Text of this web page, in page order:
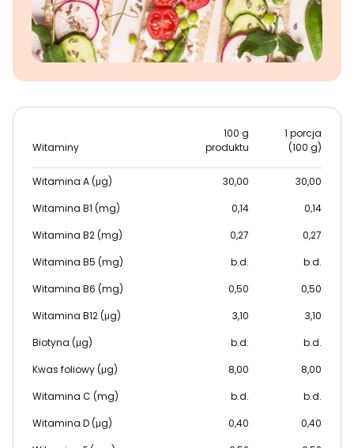
Witaminy
100 g
produktu
1 porcja
(100 g)
Witamina A (μg) 30,00
30,00
Witamina B1 (mg)
0,14
0,14
Witamina B2 (mg)
0,27
0,27
Witamina B5 (mg)
b.d.
b.d.
Witamina B6 (mg)
0,50
0,50
Witamina B12 (μg)
3,10
3,10
Biotyna (μg)
b.d.
b.d.
Kwas foliowy (μg)
8,00
8,00
Witamina C (mg)
b.d.
b.d.
Witamina D (μg)
0,40
0,40